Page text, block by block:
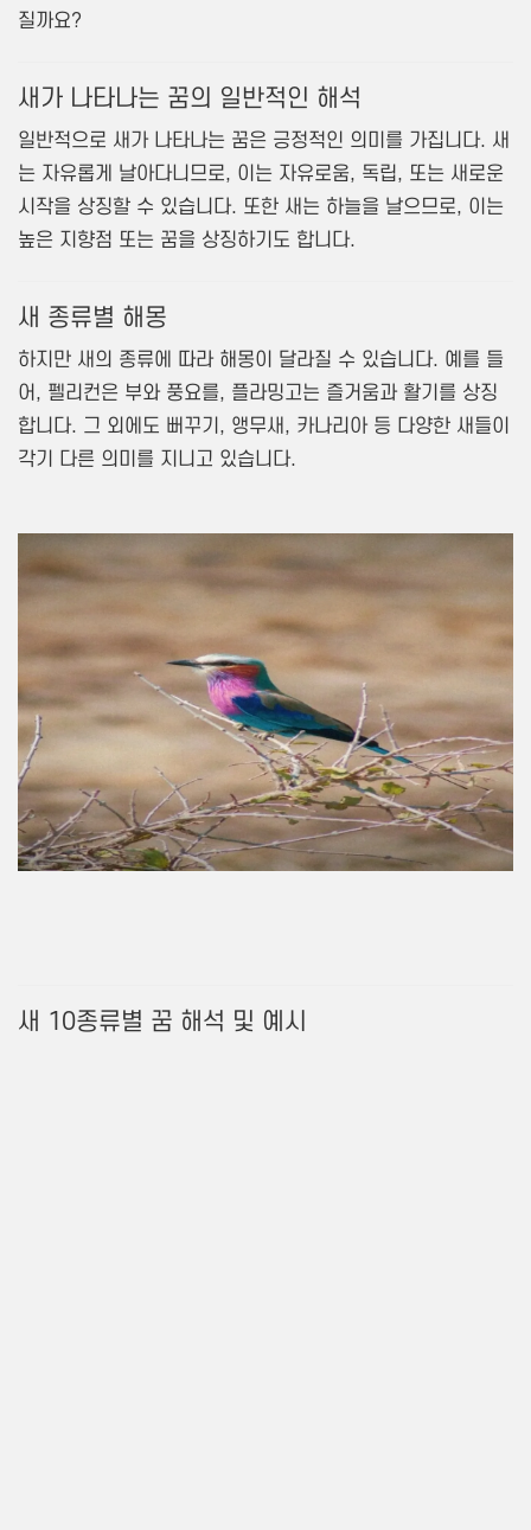
질까요?
새가 나타나는 꿈의 일반적인 해석
일반적으로 새가 나타나는 꿈은 긍정적인 의미를 가집니다. 새
는 자유롭게 날아다니므로, 이는 자유로움, 독립, 또는 새로운
시작을 상징할 수 있습니다. 또한 새는 하늘을 날으므로, 이는
높은 지향점 또는 꿈을 상징하기도 합니다.
새 종류별 해몽
하지만 새의 종류에 따라 해몽이 달라질 수 있습니다. 예를 들
어, 펠리컨은 부와 풍요를, 플라밍고는 즐거움과 활기를 상징
합니다. 그 외에도 뻐꾸기, 앵무새, 카나리아 등 다양한 새들이
각기 다른 의미를 지니고 있습니다.
새 10종류별 꿈 해석 및 예시